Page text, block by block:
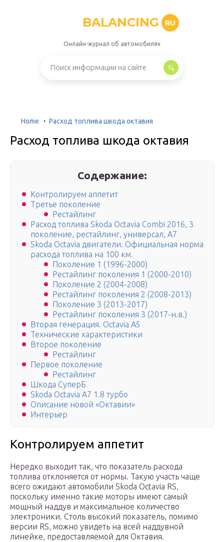
BALANCING RU
Онлайн-журнал об автомобилях
Home Расход топлива шкода октавия
Расход топлива шкода октавия
Содержание:
Контролируем аппетит
Третье поколение
Рестайлинг
Расход топлива Skoda Octavia Combi 2016, 3
поколение, рестайлинг, универсал, A7
Skoda Octavia двигатели. Официальная норма
расхода топлива на 100 км.
Поколение 1 (1996-2000)
Рестайлинг поколения 1 (2000-2010)
Поколение 2 (2004-2008)
Рестайлинг поколения 2 (2008-2013)
Поколение 3 (2013-2017)
Рестайлинг поколения 3 (2017-н.в.)
Вторая генерация. Octavia A5
Технические характеристики
Второе поколение
Рестайлинг
Первое поколение
Рестайлинг
Шкода СуперБ
Skoda Octavia А7 1.8 турбо
Описание новой «Октавии»
Интерьер
Контролируем аппетит
Нередко выходит так, что показатель расхода
топлива отклоняется от нормы. Такую участь чаще
всего ожидают автомобили Skoda Octavia RS,
поскольку именно такие моторы имеют самый
мощный наддув и максимальное количество
электроники. Столь высокий показатель, помимо
версии RS, можно увидеть на всей наддувной
линейке, предоставляемой для Октавия.